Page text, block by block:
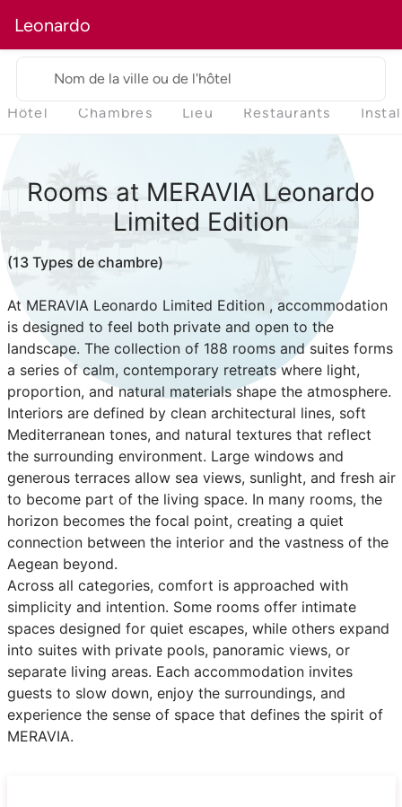
Leonardo
Nom de la ville ou de l'hôtel
Hôtel Chambres Lieu Restaurants
Rooms at MERAVIA Leonardo
Limited Edition
(13 Types de chambre)
At MERAVIA Leonardo Limited Edition , accommodation
is designed to feel both private and open to the
landscape. The collection of 188 rooms and suites forms
a series of calm, contemporary retreats where light,
proportion, and natural materials shape the atmosphere.
Interiors are defined by clean architectural lines, soft
Mediterranean tones, and natural textures that reflect
the surrounding environment. Large windows and
generous terraces allow sea views, sunlight, and fresh air
to become part of the living space. In many rooms, the
horizon becomes the focal point, creating a quiet
connection between the interior and the vastness of the
Aegean beyond.
Across all categories, comfort is approached with
simplicity and intention. Some rooms offer intimate
spaces designed for quiet escapes, while others expand
into suites with private pools, panoramic views, or
separate living areas. Each accommodation invites
guests to slow down, enjoy the surroundings, and
experience the sense of space that defines the spirit of
MERAVIA.